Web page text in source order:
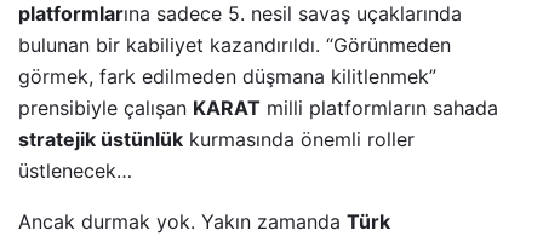
platformlarına sadece 5. nesil savaş uçaklarında
bulunan bir kabiliyet kazandırıldı. “Görünmeden
görmek, fark edilmeden düşmana kilitlenmek”
prensibiyle çalışan KARAT milli platformların sahada
stratejik üstünlük kurmasında önemli roller
üstlenecek…
Ancak durmak yok. Yakın zamanda Türk